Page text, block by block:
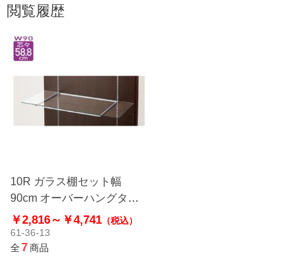
閲覧履歴
10R ガラス棚セット幅
90cm オーバーハングタイ
プ 5mm厚
￥2,816～ ￥4,741 （税込）
61-36-13
全7商品